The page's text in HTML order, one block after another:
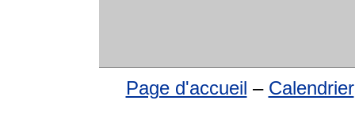
Page d'accueil – Calendrier